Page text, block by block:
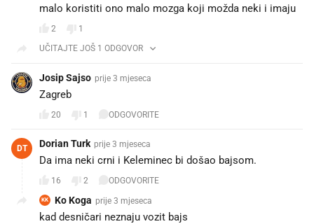
malo koristiti ono malo mozga koji možda neki i imaju
2
1
UČITAJTE JOŠ 1 ODGOVOR
Josip Sajso prije 3 mjeseca
Zagreb ❤️
20 1 ODGOVORITE
DT Dorian Turk prije 3 mjeseca
Da ima neki crni i Keleminec bi došao bajsom.
16 2 ODGOVORITE
KK Ko Koga prije 3 mjeseca
kad desničari neznaju vozit bajs